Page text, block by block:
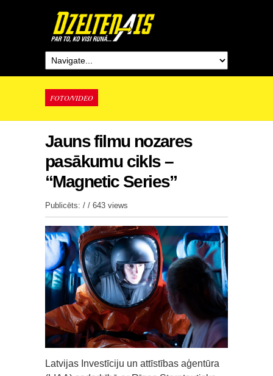
FOTO/VIDEO
Jauns filmu nozares
pasākumu cikls –
“Magnetic Series”
Publicēts: / / 643 views
Latvijas Investīciju un attīstības aģentūra